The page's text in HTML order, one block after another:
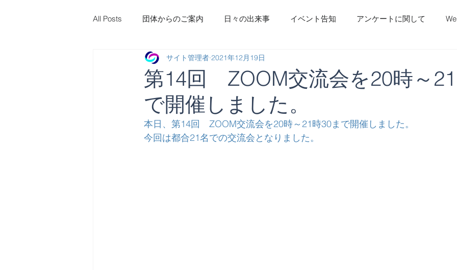
All Posts 団体からのご案内 日々の出来事 イベント告知 アンケートに関して
第14回 ZOOM交流会を20時～
で開催しました。
サイト管理者 2021年12月19日
本日、第14回　ZOOM交流会を20時～21時30まで開催しました。
今回は都合21名での交流会となりました。